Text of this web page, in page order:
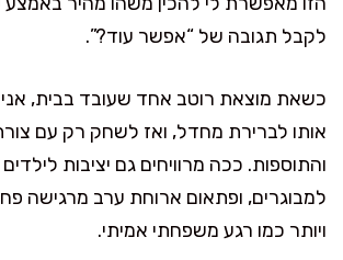
לקבל תגובה של “אפשר עוד?”.
כשאת מוצאת רוטב אחד שעובד בבית,
אותו לברירת מחדל, ואז לשחק רק עם
והתוספות. ככה מרוויחים גם יציבות לילדים
למבוגרים, ופתאום ארוחת ערב מרגישה
ויותר כמו רגע משפחתי אמיתי.